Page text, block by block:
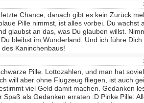
Chance, danach gibt es kein Zurück
Pille nimmst, ist alles vorbei. Du wachst
glaubst an das, was Du glauben willst.
bleibst im Wunderland. Und ich führe Dich
Kaninchenbaus!
Pille. Lottozahlen, und man hat
will aber ohne Flugzeug fliegen, ist auch
viel Geld damit machen. Gedanken
Spaß als Gedanken erraten :D Pinke Pille: